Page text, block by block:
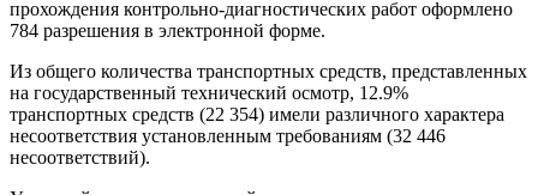
прохождения контрольно-диагностических работ оформлено
784 разрешения в электронной форме.
Из общего количества транспортных средств, представленных
на государственный технический осмотр, 12.9%
транспортных средств (22 354) имели различного характера
несоответствия установленным требованиям (32 446
несоответствий).